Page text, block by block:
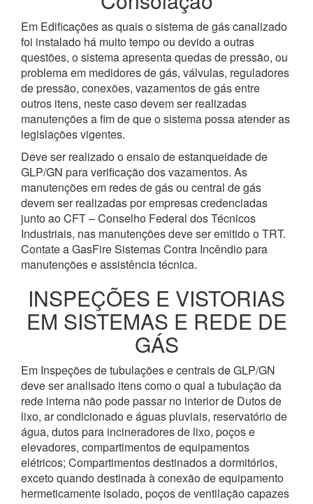
Em Edificações as quais o sistema de gás canalizado
foi instalado há muito tempo ou devido a outras
questões, o sistema apresenta quedas de pressão, ou
problema em medidores de gás, válvulas, reguladores
de pressão, conexões, vazamentos de gás entre
outros itens, neste caso devem ser realizadas
manutenções a fim de que o sistema possa atender as
legislações vigentes.
Deve ser realizado o ensaio de estanqueidade de
GLP/GN para verificação dos vazamentos. As
manutenções em redes de gás ou central de gás
devem ser realizadas por empresas credenciadas
junto ao CFT – Conselho Federal dos Técnicos
Industriais, nas manutenções deve ser emitido o TRT.
Contate a GasFire Sistemas Contra Incêndio para
manutenções e assistência técnica.
INSPEÇÕES E VISTORIAS
EM SISTEMAS E REDE DE
GÁS
Em Inspeções de tubulações e centrais de GLP/GN
deve ser analisado itens como o qual a tubulação da
rede interna não pode passar no interior de Dutos de
lixo, ar condicionado e águas pluviais, reservatório de
água, dutos para incineradores de lixo, poços e
elevadores, compartimentos de equipamentos
elétricos; Compartimentos destinados a dormitórios,
exceto quando destinada à conexão de equipamento
hermeticamente isolado, poços de ventilação capazes